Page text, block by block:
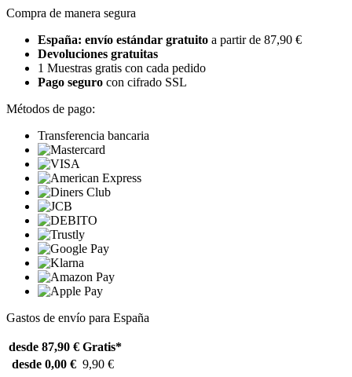
Compra de manera segura
España: envío estándar gratuito a partir de 87,90 €
Devoluciones gratuitas
1 Muestras gratis con cada pedido
Pago seguro con cifrado SSL
Métodos de pago:
Transferencia bancaria
Gastos de envío para España
desde 87,90 € Gratis*
desde 0,00 € 9,90 €